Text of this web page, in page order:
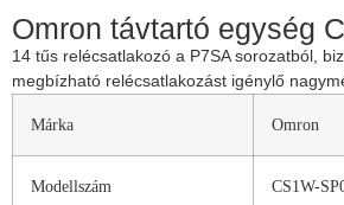
Omron távtartó egység
14 tűs relécsatlakozó a P7SA sorozatból,
megbízható relécsatlakozást igénylő
Márka Omron
Modellszám CS1W-